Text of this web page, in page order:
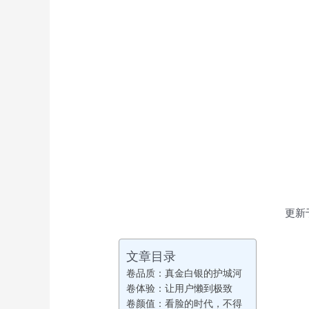
更新
文章目录
卷品质：真金白银的护城河
卷体验：让用户懒到极致
卷颜值：看脸的时代，不得